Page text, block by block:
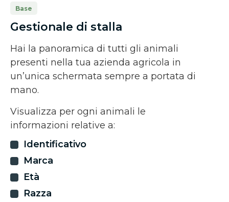
Base
Gestionale di stalla
Hai la panoramica di tutti gli animali
presenti nella tua azienda agricola in
un’unica schermata sempre a portata di
mano.
Visualizza per ogni animali le
informazioni relative a:
Identificativo
Marca
Età
Razza